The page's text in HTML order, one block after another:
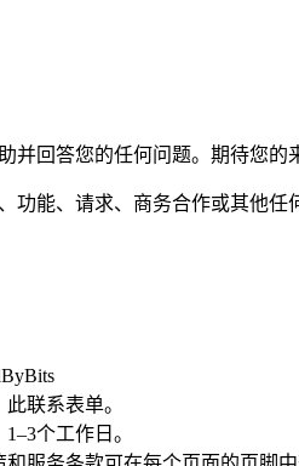
并回答您的任何问题。期待您的
功能、请求、商务合作或其他任
联系表单。
个工作日。